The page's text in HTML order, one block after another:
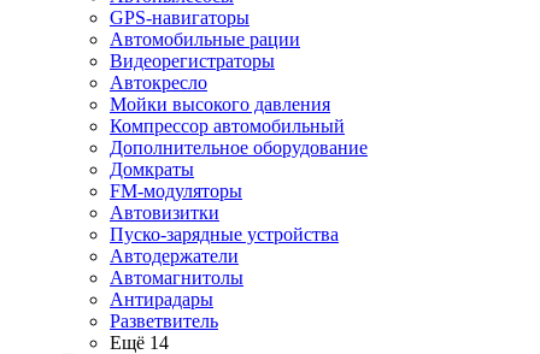
GPS-навигаторы
Автомобильные рации
Видеорегистраторы
Автокресло
Мойки высокого давления
Компрессор автомобильный
Дополнительное оборудование
Домкраты
FM-модуляторы
Автовизитки
Пуско-зарядные устройства
Автодержатели
Автомагнитолы
Антирадары
Разветвитель
Ещё 14